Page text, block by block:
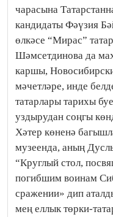
чарасына
кандидаты Фәүзия
өлкәсе “Мирас”
Шәмсетдинова да
каршы,
мәчетләре, инде
татарлары тарихы
уздырудан соңгы
Хәтер көненә
музеенда, аның
“Круглый стол,
погибшим воинам
сражении» дип
мең еллык төрки-